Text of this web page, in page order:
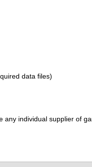
data files)
individual supplier of